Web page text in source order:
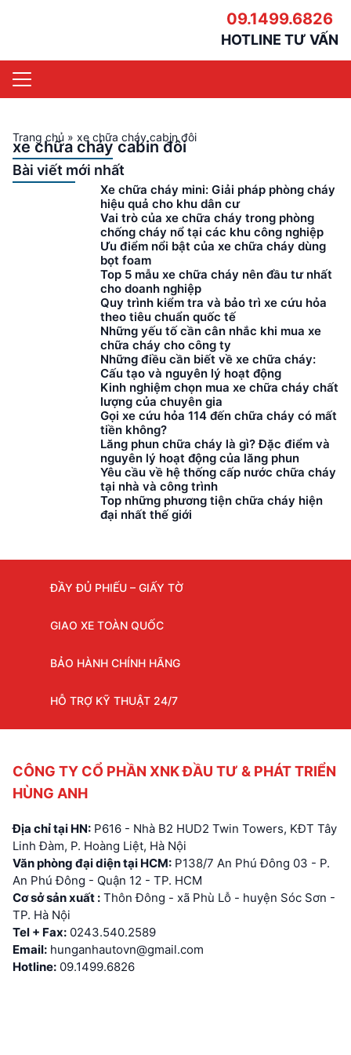
09.1499.6826
HOTLINE TƯ VẤN
Trang chủ » xe chữa cháy cabin đôi
xe chữa cháy cabin đôi
Bài viết mới nhất
Xe chữa cháy mini: Giải pháp phòng cháy
hiệu quả cho khu dân cư
Vai trò của xe chữa cháy trong phòng
chống cháy nổ tại các khu công nghiệp
Ưu điểm nổi bật của xe chữa cháy dùng
bọt foam
Top 5 mẫu xe chữa cháy nên đầu tư nhất
cho doanh nghiệp
Quy trình kiểm tra và bảo trì xe cứu hỏa
theo tiêu chuẩn quốc tế
Những yếu tố cần cân nhắc khi mua xe
chữa cháy cho công ty
Những điều cần biết về xe chữa cháy:
Cấu tạo và nguyên lý hoạt động
Kinh nghiệm chọn mua xe chữa cháy chất
lượng của chuyên gia
Gọi xe cứu hỏa 114 đến chữa cháy có mất
tiền không?
Lăng phun chữa cháy là gì? Đặc điểm và
nguyên lý hoạt động của lăng phun
Yêu cầu về hệ thống cấp nước chữa cháy
tại nhà và công trình
Top những phương tiện chữa cháy hiện
đại nhất thế giới
ĐẦY ĐỦ PHIẾU – GIẤY TỜ
GIAO XE TOÀN QUỐC
BẢO HÀNH CHÍNH HÃNG
HỖ TRỢ KỸ THUẬT 24/7
CÔNG TY CỔ PHẦN XNK ĐẦU TƯ & PHÁT TRIỂN
HÙNG ANH
Địa chỉ tại HN: P616 - Nhà B2 HUD2 Twin Towers, KĐT Tây
Linh Đàm, P. Hoàng Liệt, Hà Nội
Văn phòng đại diện tại HCM: P138/7 An Phú Đông 03 - P.
An Phú Đông - Quận 12 - TP. HCM
Cơ sở sản xuất : Thôn Đông - xã Phù Lỗ - huyện Sóc Sơn -
TP. Hà Nội
Tel + Fax: 0243.540.2589
Email: hunganhautovn@gmail.com
Hotline: 09.1499.6826